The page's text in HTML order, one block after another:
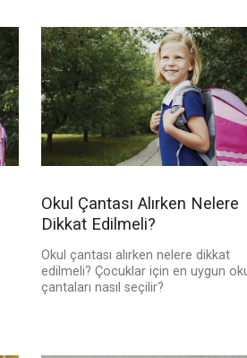
Okul Çantası Alırken Nelere
Dikkat Edilmeli?
Okul çantası alırken nelere dikkat
edilmeli? Çocuklar için en uygun
çantaları nasıl seçilir?